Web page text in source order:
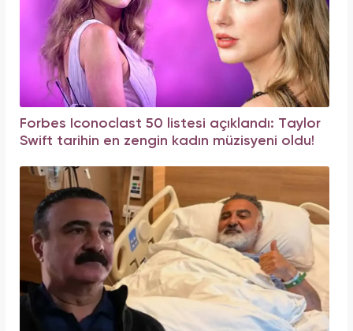
Forbes Iconoclast 50 listesi açıklandı: Taylor
Swift tarihin en zengin kadın müzisyeni oldu!